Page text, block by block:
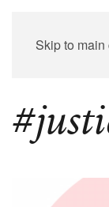
Skip to main